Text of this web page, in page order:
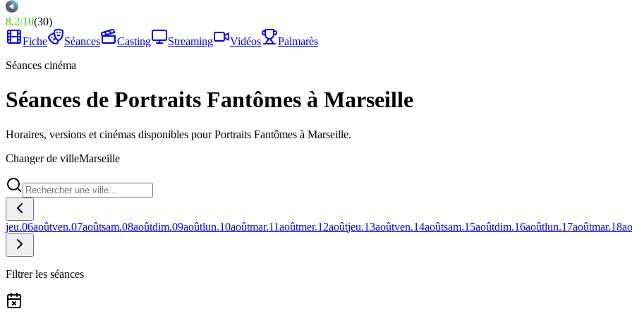
8.2/10(30)
Fiche
Séances Casting Streaming Vidéos
Palmarès
Séances cinéma
Séances de Portraits Fantômes à Marseille
Horaires, versions et cinémas disponibles pour Portraits Fantômes à Marseille.
Changer de villeMarseille
jeu.06aoûtven.07aoûtsam.08aoûtdim.09aoûtlun.10aoûtmar.11aoûtmer.12aoûtjeu.13aoûtven.14aoûtsam.15aoûtdim.16aoûtlun.17aoûtmar.18
Filtrer les séances